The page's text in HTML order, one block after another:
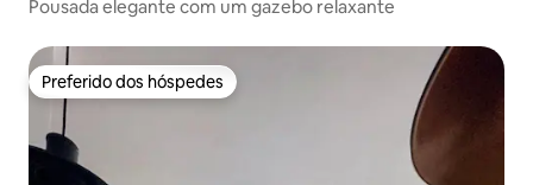
Pousada elegante com um gazebo relaxante
Preferido dos hóspedes
Preferido dos hóspedes